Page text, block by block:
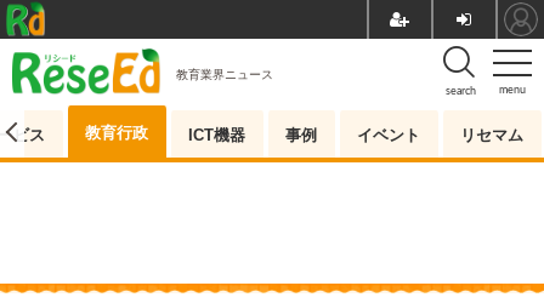
menu
search
教育業界ニュース
ビス 教育行政 ICT機器 事例 イベント リセマム